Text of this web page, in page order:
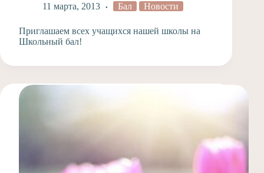
11 марта, 2013
Бал Новости
Приглашаем всех учащихся нашей школы на
Школьный бал!